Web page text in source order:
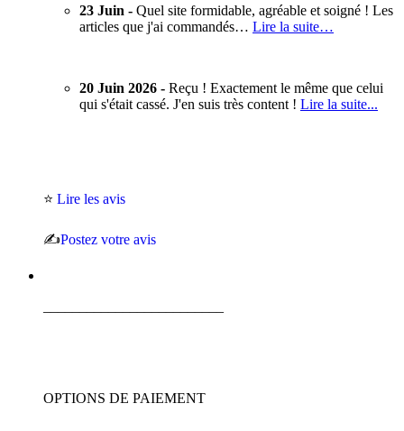
23 Juin - Quel site formidable, agréable et soigné ! Les
articles que j'ai commandés… Lire la suite…
20 Juin 2026 - Reçu ! Exactement le même que celui
qui s'était cassé. J'en suis très content ! Lire la suite...
⭐ Lire les avis
✍️Postez votre avis
OPTIONS DE PAIEMENT